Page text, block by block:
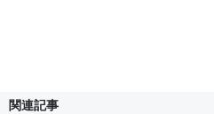
関連記事